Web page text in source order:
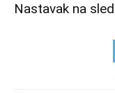
Nastavak na